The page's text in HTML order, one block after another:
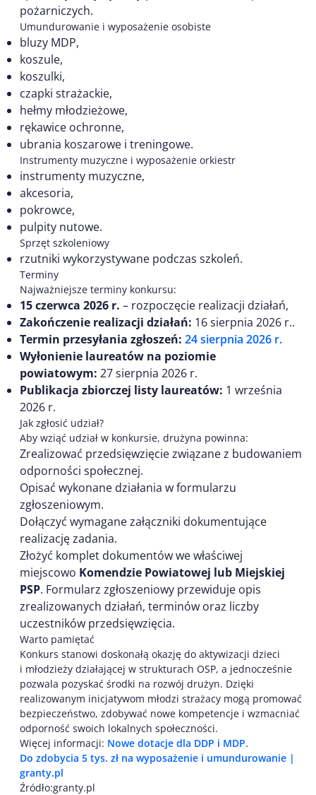
pożarniczych.
Umundurowanie i wyposażenie osobiste
bluzy MDP,
koszule,
koszulki,
czapki strażackie,
hełmy młodzieżowe,
rękawice ochronne,
ubrania koszarowe i treningowe.
Instrumenty muzyczne i wyposażenie orkiestr
instrumenty muzyczne,
akcesoria,
pokrowce,
pulpity nutowe.
Sprzęt szkoleniowy
rzutniki wykorzystywane podczas szkoleń.
Terminy
Najważniejsze terminy konkursu:
15 czerwca 2026 r. – rozpoczęcie realizacji działań,
Zakończenie realizacji działań: 16 sierpnia 2026 r..
Termin przesyłania zgłoszeń: 24 sierpnia 2026 r.
Wyłonienie laureatów na poziomie
powiatowym: 27 sierpnia 2026 r.
Publikacja zbiorczej listy laureatów: 1 września
2026 r.
Jak zgłosić udział?
Aby wziąć udział w konkursie, drużyna powinna:
Zrealizować przedsięwzięcie związane z budowaniem
odporności społecznej.
Opisać wykonane działania w formularzu
zgłoszeniowym.
Dołączyć wymagane załączniki dokumentujące
realizację zadania.
Złożyć komplet dokumentów we właściwej
miejscowo Komendzie Powiatowej lub Miejskiej
PSP. Formularz zgłoszeniowy przewiduje opis
zrealizowanych działań, terminów oraz liczby
uczestników przedsięwzięcia.
Warto pamiętać
Konkurs stanowi doskonałą okazję do aktywizacji dzieci
i młodzieży działającej w strukturach OSP, a jednocześnie
pozwala pozyskać środki na rozwój drużyn. Dzięki
realizowanym inicjatywom młodzi strażacy mogą promować
bezpieczeństwo, zdobywać nowe kompetencje i wzmacniać
odporność swoich lokalnych społeczności.
Więcej informacji: Nowe dotacje dla DDP i MDP.
Do zdobycia 5 tys. zł na wyposażenie i umundurowanie |
granty.pl
Źródło:granty.pl